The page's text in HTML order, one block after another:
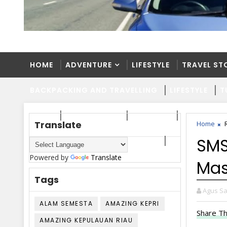
HOME ADVENTURE LIFESTYLE TRAVEL
HOME ADVENTURE LIFESTYLE TRAVEL
BACKPACKING AND TRAVELLING LIFESTYLE
Translate
Powered by Translate
Tags
ALAM SEMESTA
AMAZING KEPRI
AMAZING KEPULAUAN RIAU
Home
Agus
Share